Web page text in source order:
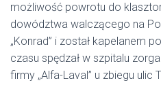
możliwość powrotu do
dowództwa walczącego na
„Konrad” i został kapelanem
czasu spędzał w szpitalu
firmy „Alfa-Laval” u zbiegu ulic